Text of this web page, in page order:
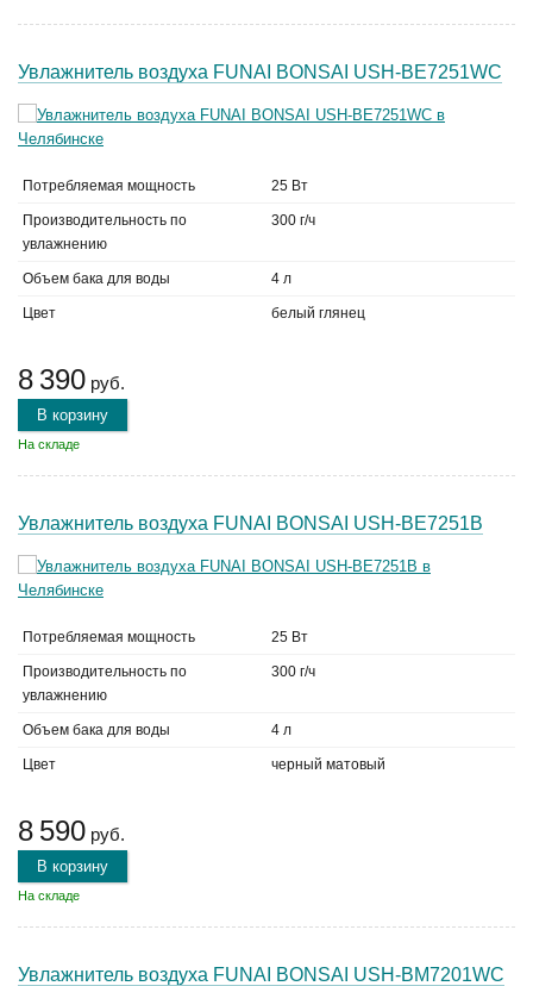
Увлажнитель воздуха FUNAI BONSAI USH-BE7251WС
Потребляемая мощность 25 Вт
Производительность по
увлажнению
300 г/ч
Объем бака для воды 4 л
Цвет белый глянец
8 390 руб.
В корзину
На складе
Увлажнитель воздуха FUNAI BONSAI USH-BE7251B
Потребляемая мощность 25 Вт
Производительность по
увлажнению
300 г/ч
Объем бака для воды 4 л
Цвет черный матовый
8 590 руб.
В корзину
На складе
Увлажнитель воздуха FUNAI BONSAI USH-BM7201WC